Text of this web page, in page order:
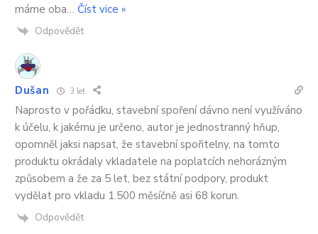
máme oba… Číst vice »
Odpovědět
Dušan 3 let
Naprosto v pořádku, stavební spoření dávno není využíváno
k účelu, k jakému je určeno, autor je jednostranný hňup,
opomněl jaksi napsat, že stavební spořitelny, na tomto
produktu okrádaly vkladatele na poplatcích nehorázným
způsobem a že za 5 let, bez státní podpory, produkt
vydělat pro vkladu 1.500 měsíčně asi 68 korun.
Odpovědět